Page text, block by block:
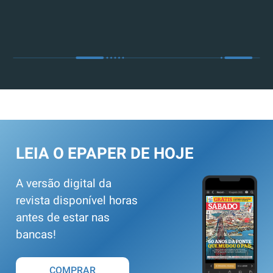
LEIA O EPAPER DE HOJE
A versão digital da
revista disponível horas
antes de estar nas
bancas!
COMPRAR